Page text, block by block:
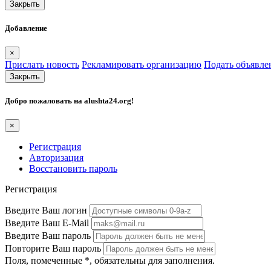
Закрыть
Добавление
×
Прислать новость Рекламировать организацию Подать
Закрыть
Добро пожаловать на alushta24.org!
×
Регистрация
Авторизация
Восстановить пароль
Регистрация
Введите Ваш логин
Введите Ваш E-Mail
Введите Ваш пароль
Повторите Ваш пароль
Поля, помеченные *, обязательны для заполнения.